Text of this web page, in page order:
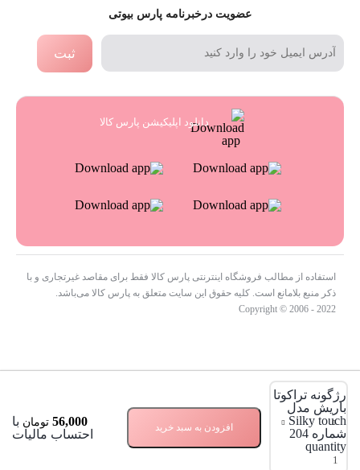
56,000 تومان با
احتساب مالیات
رژگونه تراکوتا
باریش مدل
Silky touch
شماره 204
quantity
افزودن به سبد خرید
عضویت درخبرنامه پارس بیوتی
ثبت
دانلود اپلیکیشن پارس کالا
استفاده از مطالب فروشگاه اینترنتی پارس کالا فقط برای مقاصد غیرتجاری و با
ذکر منبع بلامانع است. کلیه حقوق این سایت متعلق به پارس کالا می‌باشد.
Copyright © 2006 - 2022
شما این محصولات را انتخاب کرده اید
هیچ محصولی در سبد خرید نیست.
جهت مشاهده محصولات بیشتر به صفحات زیر مراجعه نمایید.
صفحه اصلی
فروشگاه